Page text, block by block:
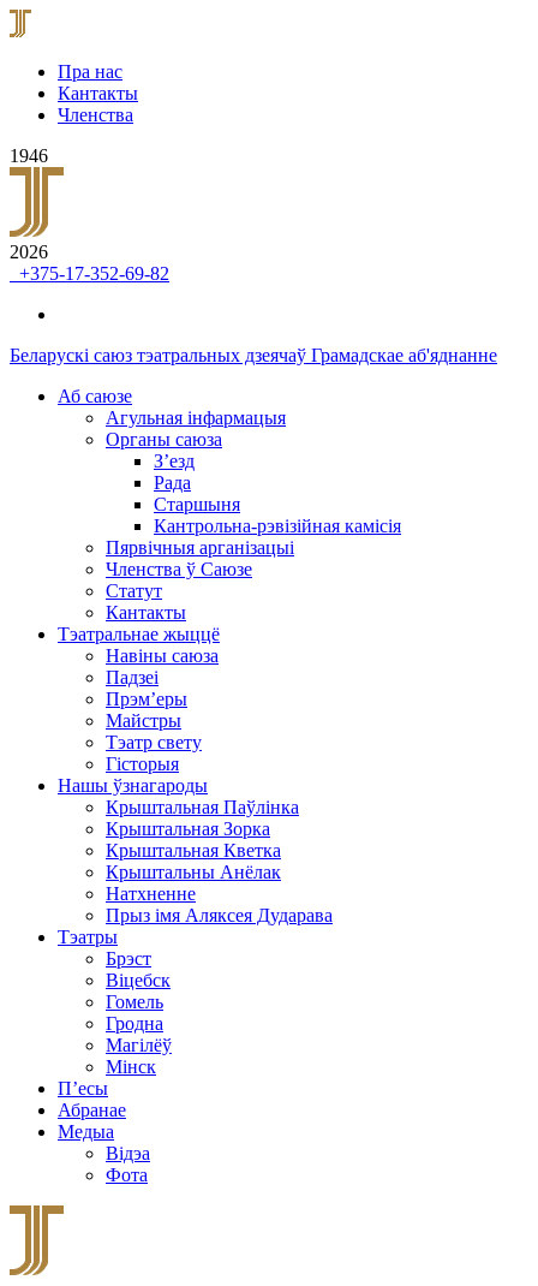
Пра нас
Кантакты
Членства
1946
2026
+375-17-352-69-82
Беларускі саюз тэатральных дзеячаў Грамадскае аб'яднанне
Аб саюзе
Агульная інфармацыя
Органы саюза
З’езд
Рада
Старшыня
Кантрольна-рэвізійная камісія
Пярвічныя арганізацыі
Членства ў Саюзе
Статут
Кантакты
Тэатральнае жыццё
Навіны саюза
Падзеі
Прэм’еры
Майстры
Тэатр свету
Гісторыя
Нашы ўзнагароды
Крыштальная Паўлінка
Крыштальная Зорка
Крыштальная Кветка
Крыштальны Анёлак
Натхненне
Прыз імя Аляксея Дударава
Тэатры
Брэст
Віцебск
Гомель
Гродна
Магілёў
Мінск
П’есы
Абранае
Медыа
Відэа
Фота